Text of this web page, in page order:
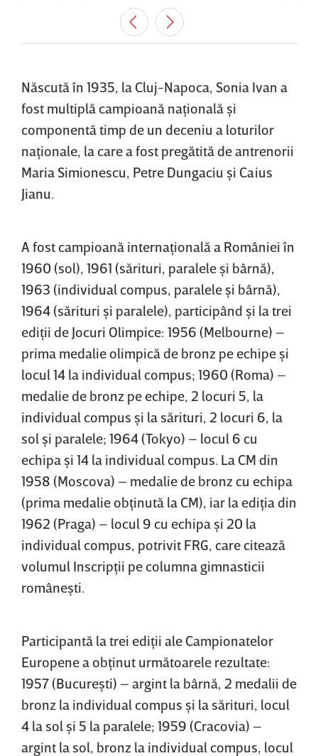
Născută în 1935, la Cluj-Napoca, Sonia Ivan a
fost multiplă campioană naţională şi
componentă timp de un deceniu a loturilor
naţionale, la care a fost pregătită de antrenorii
Maria Simionescu, Petre Dungaciu şi Caius
Jianu.
A fost campioană internaţională a României în
1960 (sol), 1961 (sărituri, paralele şi bârnă),
1963 (individual compus, paralele şi bârnă),
1964 (sărituri şi paralele), participând şi la trei
ediţii de Jocuri Olimpice: 1956 (Melbourne) –
prima medalie olimpică de bronz pe echipe şi
locul 14 la individual compus; 1960 (Roma) –
medalie de bronz pe echipe, 2 locuri 5, la
individual compus şi la sărituri, 2 locuri 6, la
sol şi paralele; 1964 (Tokyo) – locul 6 cu
echipa şi 14 la individual compus. La CM din
1958 (Moscova) – medalie de bronz cu echipa
(prima medalie obţinută la CM), iar la ediţia din
1962 (Praga) – locul 9 cu echipa şi 20 la
individual compus, potrivit FRG, care citează
volumul Inscripţii pe columna gimnasticii
româneşti.
Participantă la trei ediţii ale Campionatelor
Europene a obţinut următoarele rezultate:
1957 (Bucureşti) – argint la bârnă, 2 medalii de
bronz la individual compus şi la sărituri, locul
4 la sol şi 5 la paralele; 1959 (Cracovia) –
argint la sol, bronz la individual compus, locul